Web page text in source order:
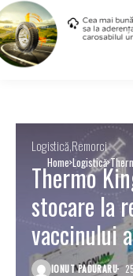
Home Logistică
Logistică Remorci
Thermo
stocare la
vaccinului
IONUT PADURARU